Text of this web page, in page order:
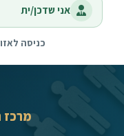
אני שדכן/ית
כניסה